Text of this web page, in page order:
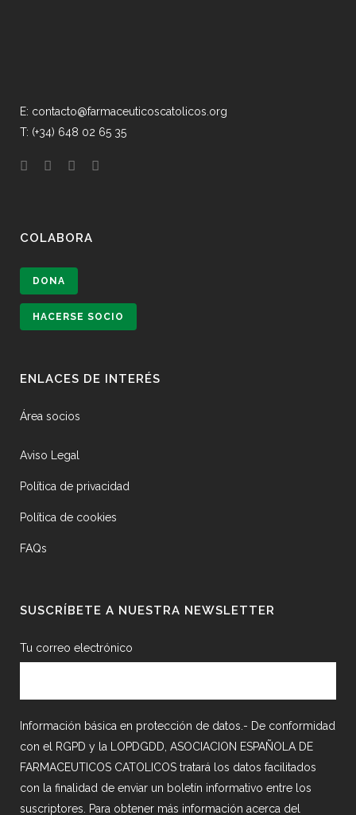
E: contacto@farmaceuticoscatolicos.org
T: (+34) 648 02 65 35
COLABORA
DONA
HACERSE SOCIO
ENLACES DE INTERÉS
Área socios
Aviso Legal
Política de privacidad
Política de cookies
FAQs
SUSCRÍBETE A NUESTRA NEWSLETTER
Tu correo electrónico
Información básica en protección de datos.- De conformidad
con el RGPD y la LOPDGDD, ASOCIACION ESPAÑOLA DE
FARMACEUTICOS CATOLICOS tratará los datos facilitados
con la finalidad de enviar un boletín informativo entre los
suscriptores. Para obtener más información acerca del